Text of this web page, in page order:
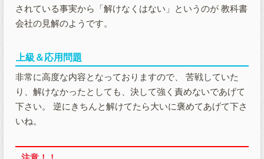
されている事実から「解けなくはない」というのが 教科書
会社の見解のようです。
上級＆応用問題
非常に高度な内容となっておりますので、 苦戦していた
り、解けなかったとしても、決して強く責めないであげて
下さい。 逆にきちんと解けてたら大いに褒めてあげて下さ
いね。